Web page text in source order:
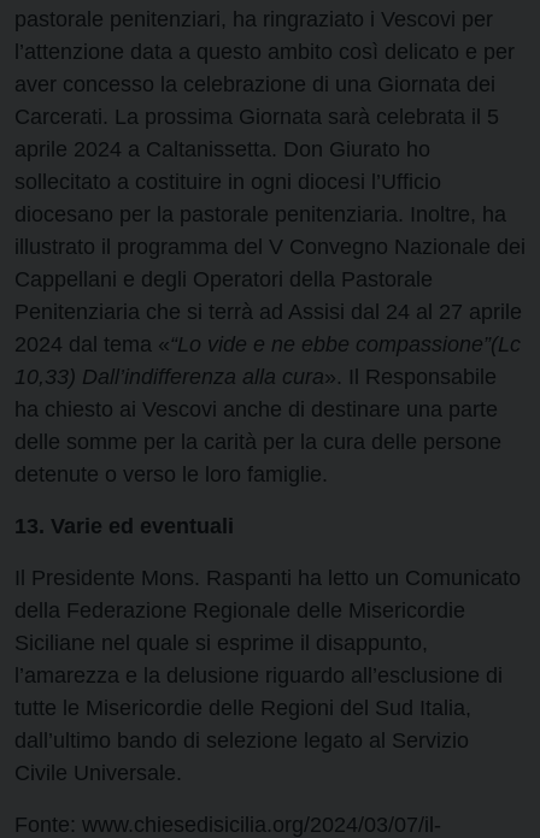
pastorale penitenziari, ha ringraziato i Vescovi per
l’attenzione data a questo ambito così delicato e per
aver concesso la celebrazione di una Giornata dei
Carcerati. La prossima Giornata sarà celebrata il 5
aprile 2024 a Caltanissetta. Don Giurato ho
sollecitato a costituire in ogni diocesi l’Ufficio
diocesano per la pastorale penitenziaria. Inoltre, ha
illustrato il programma del V Convegno Nazionale dei
Cappellani e degli Operatori della Pastorale
Penitenziaria che si terrà ad Assisi dal 24 al 27 aprile
2024 dal tema «“Lo vide e ne ebbe compassione”(Lc
10,33) Dall’indifferenza alla cura». Il Responsabile
ha chiesto ai Vescovi anche di destinare una parte
delle somme per la carità per la cura delle persone
detenute o verso le loro famiglie.
13. Varie ed eventuali
Il Presidente Mons. Raspanti ha letto un Comunicato
della Federazione Regionale delle Misericordie
Siciliane nel quale si esprime il disappunto,
l’amarezza e la delusione riguardo all’esclusione di
tutte le Misericordie delle Regioni del Sud Italia,
dall’ultimo bando di selezione legato al Servizio
Civile Universale.
Fonte: www.chiesedisicilia.org/2024/03/07/il-